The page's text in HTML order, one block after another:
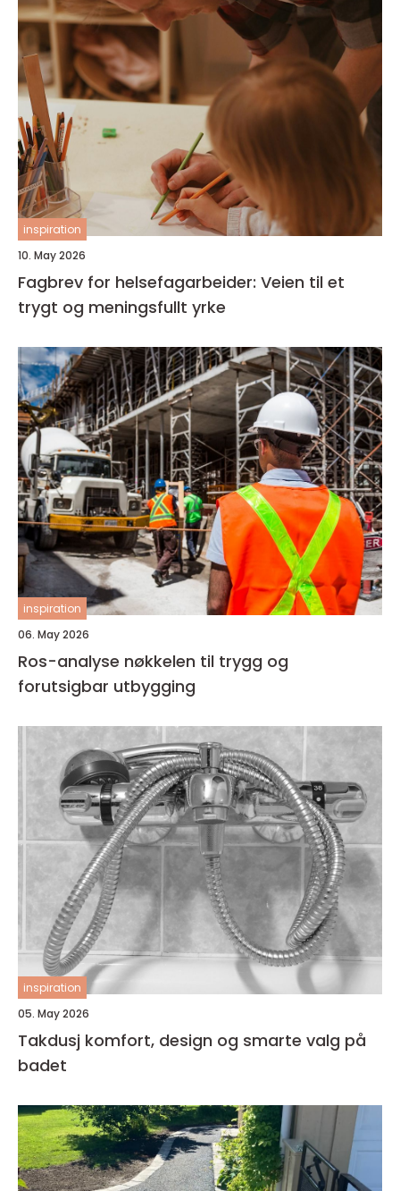
inspiration
10. May 2026
Fagbrev for helsefagarbeider: Veien til et
trygt og meningsfullt yrke
inspiration
06. May 2026
Ros-analyse nøkkelen til trygg og
forutsigbar utbygging
inspiration
05. May 2026
Takdusj komfort, design og smarte valg på
badet